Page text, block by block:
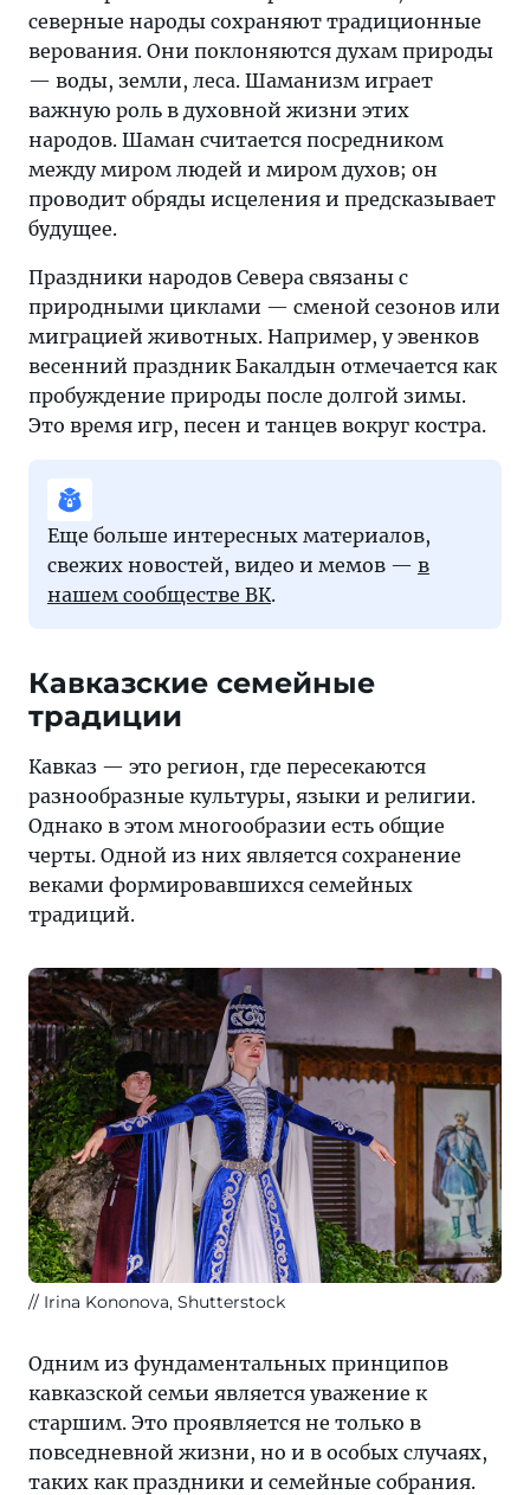
северные народы сохраняют традиционные
верования. Они поклоняются духам природы
— воды, земли, леса. Шаманизм играет
важную роль в духовной жизни этих
народов. Шаман считается посредником
между миром людей и миром духов; он
проводит обряды исцеления и предсказывает
будущее.
Праздники народов Севера связаны с
природными циклами — сменой сезонов или
миграцией животных. Например, у эвенков
весенний праздник Бакалдын отмечается как
пробуждение природы после долгой зимы.
Это время игр, песен и танцев вокруг костра.
Еще больше интересных материалов,
свежих новостей, видео и мемов — в
нашем сообществе ВК.
Кавказские семейные
традиции
Кавказ — это регион, где пересекаются
разнообразные культуры, языки и религии.
Однако в этом многообразии есть общие
черты. Одной из них является сохранение
веками формировавшихся семейных
традиций.
Irina Kononova, Shutterstock
Одним из фундаментальных принципов
кавказской семьи является уважение к
старшим. Это проявляется не только в
повседневной жизни, но и в особых случаях,
таких как праздники и семейные собрания.